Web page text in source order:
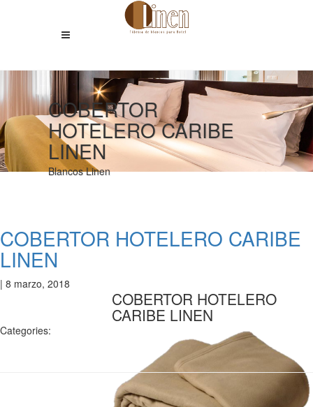
COBERTOR
HOTELERO CARIBE
LINEN
Blancos Linen
COBERTOR HOTELERO CARIBE
LINEN
| 8 marzo, 2018
COBERTOR HOTELERO
CARIBE LINEN
Categories: